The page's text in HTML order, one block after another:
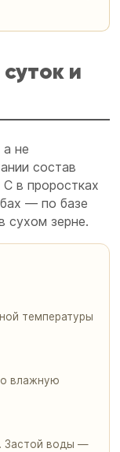
и
не
состав
в проростках
— по базе
сухом зерне.
температуры
влажную
Застой воды —